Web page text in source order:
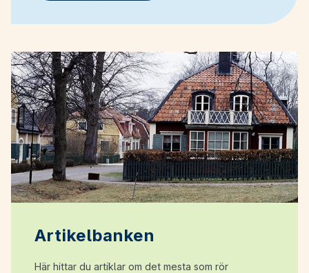
Artikelbanken
Här hittar du artiklar om det mesta som rör